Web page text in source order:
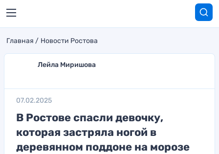
Главная Новости Ростова
Лейла Миришова
07.02.2025
В Ростове спасли девочку,
которая застряла ногой в
деревянном поддоне на морозе